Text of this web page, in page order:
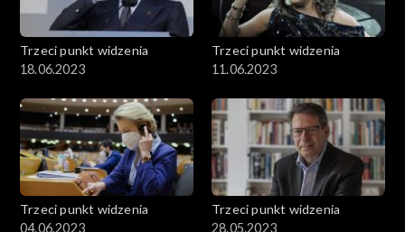
Trzeci punkt widzenia
18.06.2023
Trzeci punkt widzenia
11.06.2023
Trzeci punkt widzenia
04.06.2023
Trzeci punkt widzenia
28.05.2023